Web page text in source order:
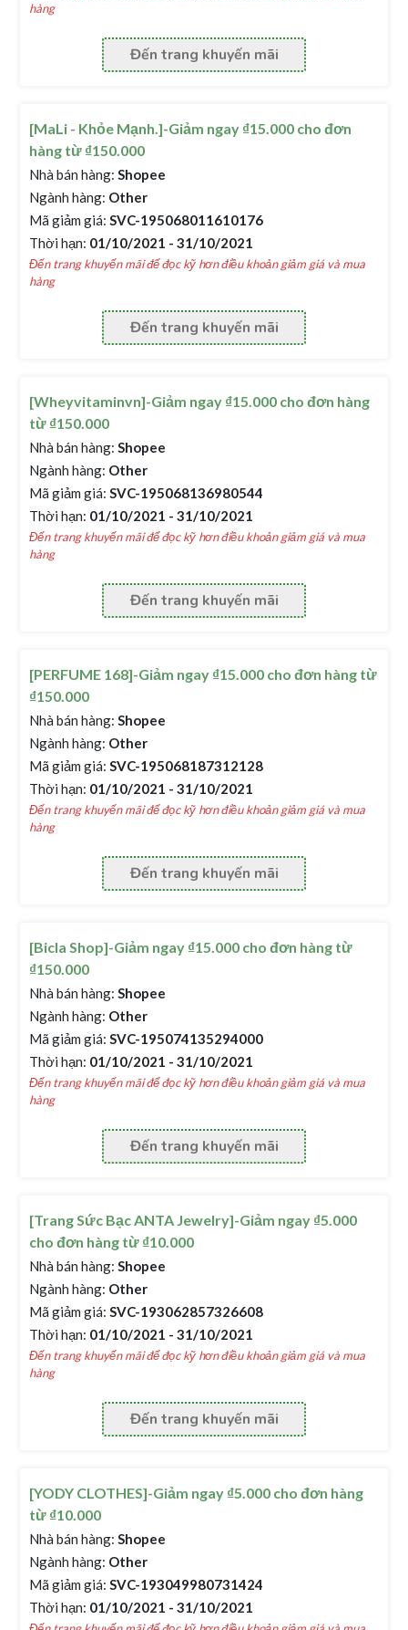
hàng
Đến trang khuyến mãi
[MaLi - Khỏe Mạnh.]-Giảm ngay ₫15.000 cho đơn
hàng từ ₫150.000
Nhà bán hàng: Shopee
Ngành hàng: Other
Mã giảm giá: SVC-195068011610176
Thời hạn: 01/10/2021 - 31/10/2021
Đến trang khuyến mãi để đọc kỹ hơn điều khoản giảm giá và mua
hàng
Đến trang khuyến mãi
[Wheyvitaminvn]-Giảm ngay ₫15.000 cho đơn hàng
từ ₫150.000
Nhà bán hàng: Shopee
Ngành hàng: Other
Mã giảm giá: SVC-195068136980544
Thời hạn: 01/10/2021 - 31/10/2021
Đến trang khuyến mãi để đọc kỹ hơn điều khoản giảm giá và mua
hàng
Đến trang khuyến mãi
[PERFUME 168]-Giảm ngay ₫15.000 cho đơn hàng từ
₫150.000
Nhà bán hàng: Shopee
Ngành hàng: Other
Mã giảm giá: SVC-195068187312128
Thời hạn: 01/10/2021 - 31/10/2021
Đến trang khuyến mãi để đọc kỹ hơn điều khoản giảm giá và mua
hàng
Đến trang khuyến mãi
[Bicla Shop]-Giảm ngay ₫15.000 cho đơn hàng từ
₫150.000
Nhà bán hàng: Shopee
Ngành hàng: Other
Mã giảm giá: SVC-195074135294000
Thời hạn: 01/10/2021 - 31/10/2021
Đến trang khuyến mãi để đọc kỹ hơn điều khoản giảm giá và mua
hàng
Đến trang khuyến mãi
[Trang Sức Bạc ANTA Jewelry]-Giảm ngay ₫5.000
cho đơn hàng từ ₫10.000
Nhà bán hàng: Shopee
Ngành hàng: Other
Mã giảm giá: SVC-193062857326608
Thời hạn: 01/10/2021 - 31/10/2021
Đến trang khuyến mãi để đọc kỹ hơn điều khoản giảm giá và mua
hàng
Đến trang khuyến mãi
[YODY CLOTHES]-Giảm ngay ₫5.000 cho đơn hàng
từ ₫10.000
Nhà bán hàng: Shopee
Ngành hàng: Other
Mã giảm giá: SVC-193049980731424
Thời hạn: 01/10/2021 - 31/10/2021